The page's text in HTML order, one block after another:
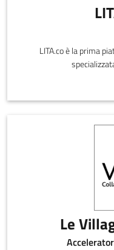
LITA.co è la prima
Le